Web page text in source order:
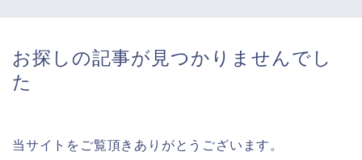
お探しの記事が見つかりませんでし
た
当サイトをご覧頂きありがとうございます。